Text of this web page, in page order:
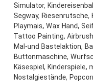
Simulator,
Segway, Riesenrutsche,
Playmais, Wax Hand,
Tattoo Painting,
Mal-und Bastelaktion,
Buttonmaschine,
Käsespiel, Kinderspiele,
Nostalgiestände,